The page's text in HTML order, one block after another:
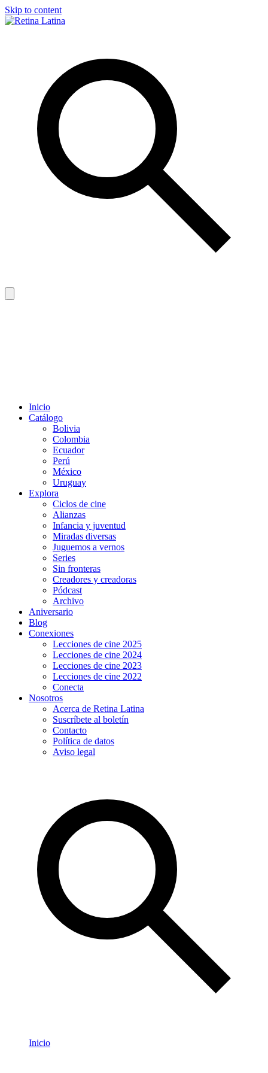
Skip to content
Inicio
Catálogo
Bolivia
Colombia
Ecuador
Perú
México
Uruguay
Explora
Ciclos de cine
Alianzas
Infancia y juventud
Miradas diversas
Juguemos a vernos
Series
Sin fronteras
Creadores y creadoras
Pódcast
Archivo
Aniversario
Blog
Conexiones
Lecciones de cine 2025
Lecciones de cine 2024
Lecciones de cine 2023
Lecciones de cine 2022
Conecta
Nosotros
Acerca de Retina Latina
Suscríbete al boletín
Contacto
Política de datos
Aviso legal
Inicio